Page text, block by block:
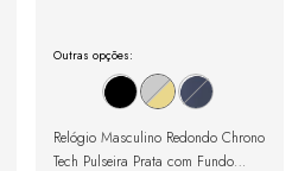
Outras opções:
Relógio Masculino Redondo Chrono
Tech Pulseira Prata com Fundo